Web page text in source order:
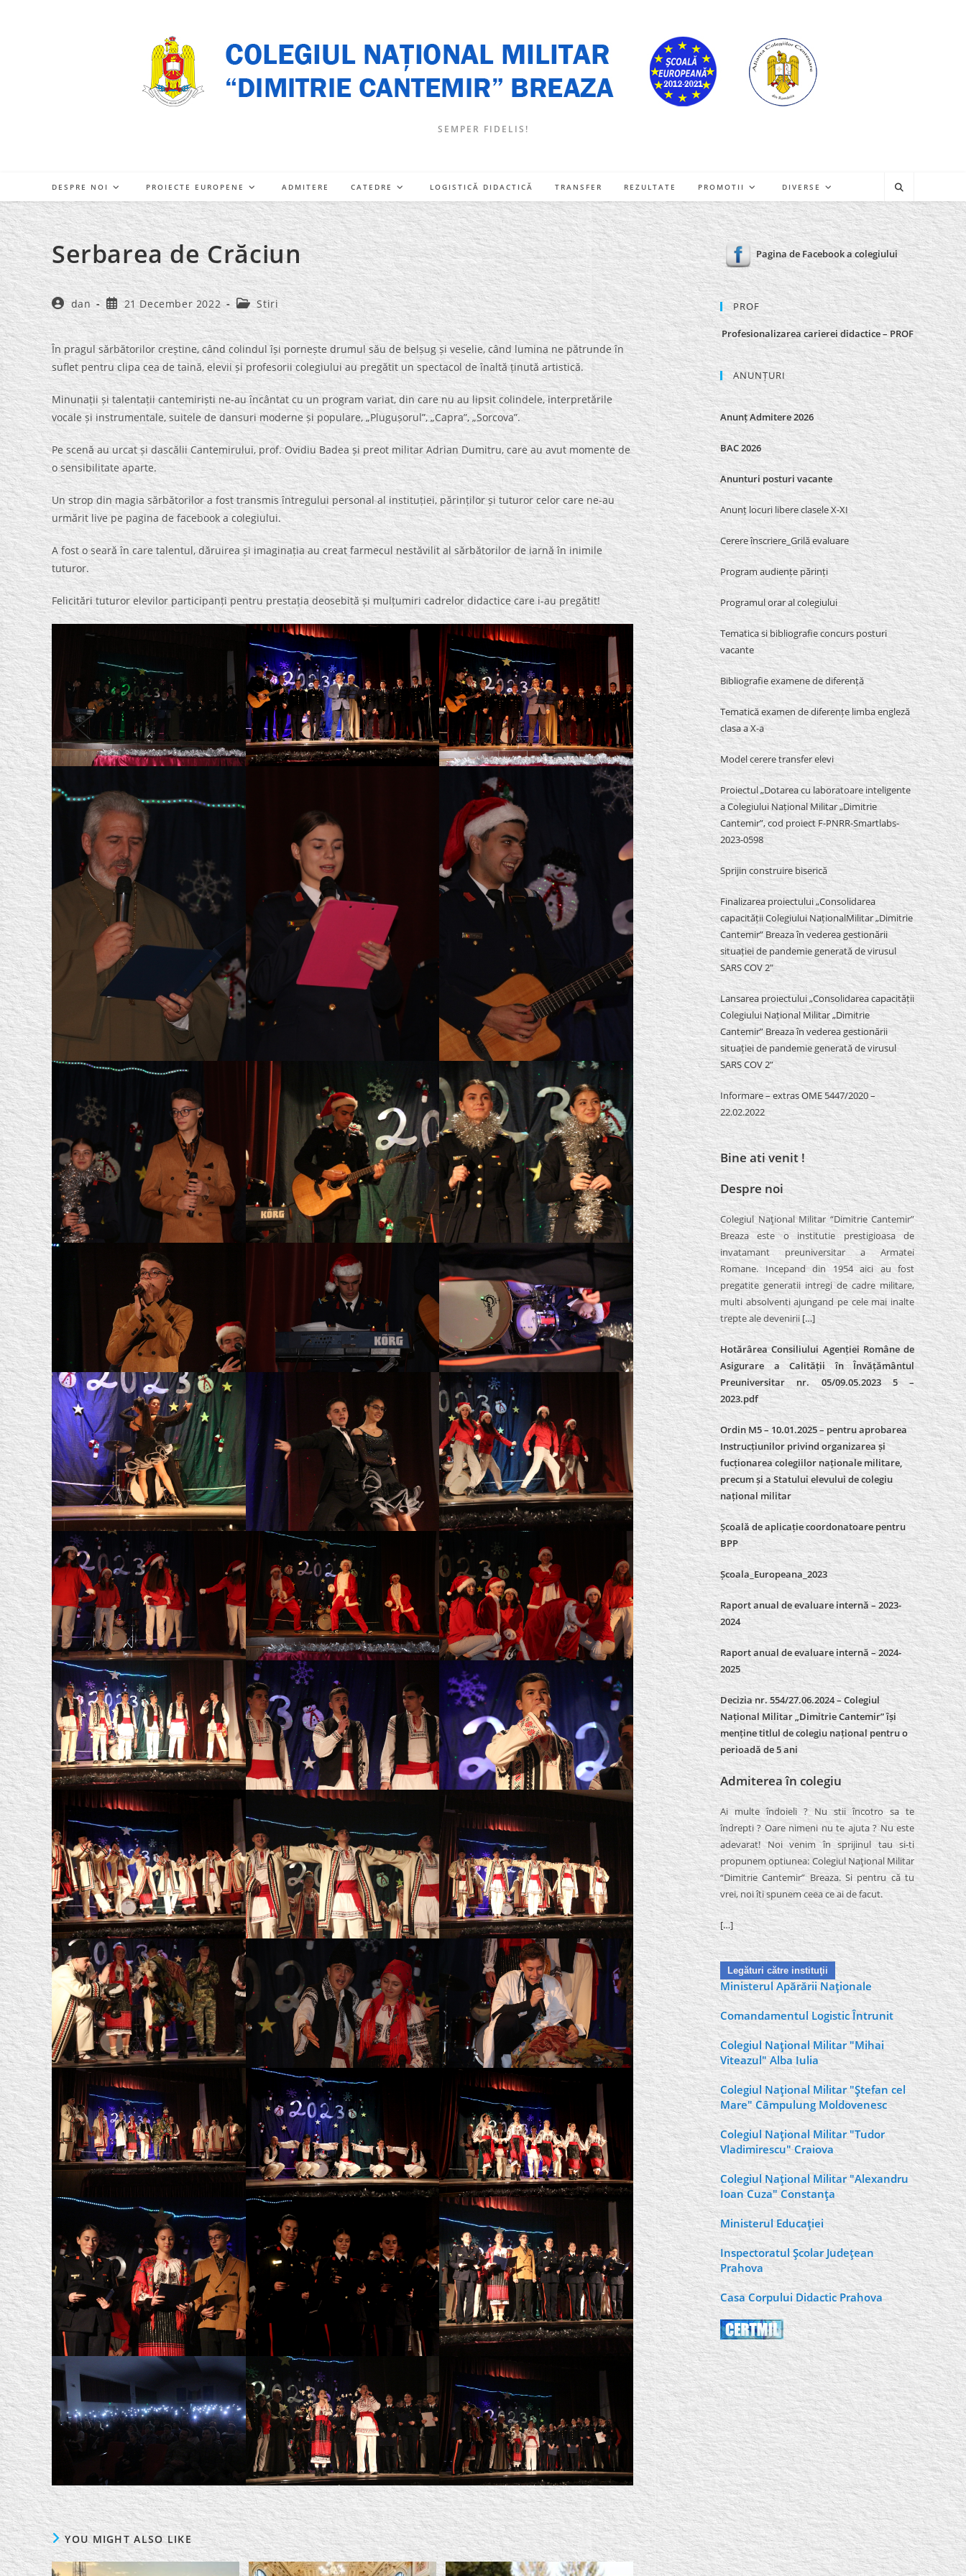
SEMPER FIDELIS!
DESPRE NOI PROIECTE EUROPENE ADMITERE CATEDRE LOGISTICĂ DIDACTICĂ TRANSFER REZULTATE PROMOTII DIVERSE
Serbarea de Crăciun
Post
author:
dan
Post
published:
21 December 2022
Post
category:
Stiri
În pragul sărbătorilor creștine, când colindul își pornește drumul său de belșug și veselie, când lumina ne pătrunde în
suflet pentru clipa cea de taină, elevii și profesorii colegiului au pregătit un spectacol de înaltă ținută artistică.
Minunații și talentații cantemiriști ne-au încântat cu un program variat, din care nu au lipsit colindele, interpretările
vocale și instrumentale, suitele de dansuri moderne și populare, „Plugușorul”, „Capra”, „Sorcova”.
Pe scenă au urcat și dascălii Cantemirului, prof. Ovidiu Badea și preot militar Adrian Dumitru, care au avut momente de
o sensibilitate aparte.
Un strop din magia sărbătorilor a fost transmis întregului personal al instituției, părinților și tuturor celor care ne-au
urmărit live pe pagina de facebook a colegiului.
A fost o seară în care talentul, dăruirea și imaginația au creat farmecul nestăvilit al sărbătorilor de iarnă în inimile
tuturor.
Felicitări tuturor elevilor participanți pentru prestația deosebită și mulțumiri cadrelor didactice care i-au pregătit!
YOU MIGHT ALSO LIKE
Pagina de Facebook a colegiului
PROF
Profesionalizarea carierei didactice – PROF
ANUNȚURI
Anunț Admitere 2026
BAC 2026
Anunturi posturi vacante
Anunț locuri libere clasele X-XI
Cerere înscriere_Grilă evaluare
Program audiențe părinți
Programul orar al colegiului
Tematica si bibliografie concurs posturi
vacante
Bibliografie examene de diferență
Tematică examen de diferențe limba engleză
clasa a X-a
Model cerere transfer elevi
Proiectul „Dotarea cu laboratoare inteligente
a Colegiului Național Militar „Dimitrie
Cantemir”, cod proiect F-PNRR-Smartlabs-
2023-0598
Sprijin construire biserică
Finalizarea proiectului „Consolidarea
capacității Colegiului NaționalMilitar „Dimitrie
Cantemir” Breaza în vederea gestionării
situației de pandemie generată de virusul
SARS COV 2″
Lansarea proiectului „Consolidarea capacității
Colegiului Național Militar „Dimitrie
Cantemir” Breaza în vederea gestionării
situației de pandemie generată de virusul
SARS COV 2”
Informare – extras OME 5447/2020 –
22.02.2022
Bine ati venit !
Despre noi
Colegiul Naţional Militar “Dimitrie Cantemir”
Breaza este o institutie prestigioasa de
invatamant preuniversitar a Armatei
Romane. Incepand din 1954 aici au fost
pregatite generatii intregi de cadre militare,
multi absolventi ajungand pe cele mai inalte
trepte ale devenirii […]
Hotărârea Consiliului Agenției Române de
Asigurare a Calității în Învățământul
Preuniversitar nr. 05/09.05.2023 5 –
2023.pdf
Ordin M5 – 10.01.2025 – pentru aprobarea
Instrucțiunilor privind organizarea și
fucționarea colegiilor naționale militare,
precum și a Statului elevului de colegiu
național militar
Școală de aplicație coordonatoare pentru
BPP
Școala_Europeana_2023
Raport anual de evaluare internă – 2023-
2024
Raport anual de evaluare internă –2024-
2025
Decizia nr. 554/27.06.2024 – Colegiul
Național Militar „Dimitrie Cantemir” își
menține titlul de colegiu național pentru o
perioadă de 5 ani
Admiterea în colegiu
Ai multe îndoieli ? Nu stii încotro sa te
îndrepti ? Oare nimeni nu te ajuta ? Nu este
adevarat! Noi venim în sprijinul tau si-ti
propunem optiunea: Colegiul Naţional Militar
“Dimitrie Cantemir” Breaza. Si pentru că tu
vrei, noi îti spunem ceea ce ai de facut.
[…]
Legături către instituţii
Ministerul Apărării Naţionale
Comandamentul Logistic Întrunit
Colegiul Naţional Militar "Mihai
Viteazul" Alba Iulia
Colegiul Naţional Militar "Ştefan cel
Mare" Câmpulung Moldovenesc
Colegiul Naţional Militar "Tudor
Vladimirescu" Craiova
Colegiul Naţional Militar "Alexandru
Ioan Cuza" Constanţa
Ministerul Educaţiei
Inspectoratul Şcolar Judeţean
Prahova
Casa Corpului Didactic Prahova